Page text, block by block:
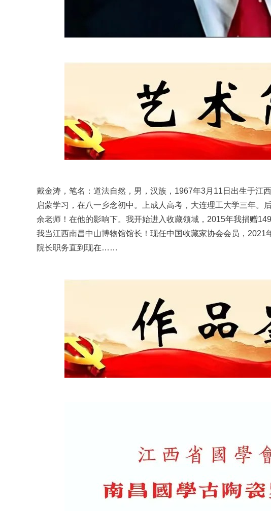
戴金涛，笔名：道法自然，男，汉族，1967年3月11日出生于江
启蒙学习，在八一乡念初中。上成人高考，大连理工大学三年。
余老师！在他的影响下。我开始进入收藏领域，2015年我捐赠
我当江西南昌中山博物馆馆长！现任中国收藏家协会会员，
院长职务直到现在……